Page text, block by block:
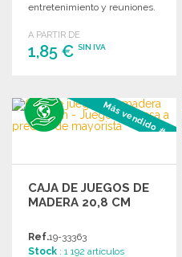
entretenimiento y reuniones.
A PARTIR DE
1,85 € SIN IVA
Solicitar un presupuesto
Más vendido #3
CAJA DE JUEGOS DE
MADERA 20,8 CM
Ref.19-33363
Stock : 1 192 artículos